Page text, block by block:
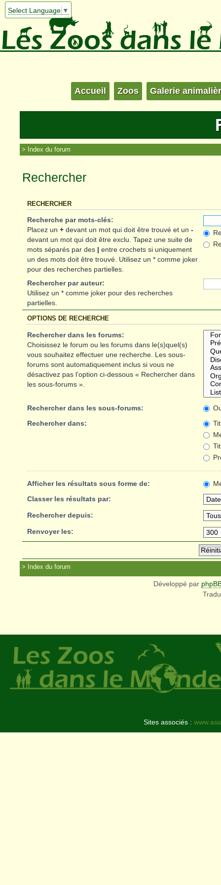
Select Language ▼
Accueil Zoos Galerie
Index du forum
Rechercher
RECHERCHER
Recherche par mots-clés:
Placez un + devant un mot qui doit être trouvé et un -
devant un mot qui doit être exclu. Tapez une suite de
mots séparés par des | entre crochets si uniquement
un des mots doit être trouvé. Utilisez un * comme joker
pour des recherches partielles.
Rechercher par auteur:
Utilisez un * comme joker pour des recherches
partielles.
OPTIONS DE RECHERCHE
Rechercher dans les forums:
Choisissez le forum ou les forums dans le(s)quel(s)
vous souhaitez effectuer une recherche. Les sous-
forums sont automatiquement inclus si vous ne
désactivez pas l’option ci-dessous « Rechercher dans
les sous-forums ».
Rechercher dans les sous-forums:
Rechercher dans:
Afficher les résultats sous forme de:
Classer les résultats par:
Rechercher depuis:
Renvoyer les:
Index du forum
Développé par
Sites associés :